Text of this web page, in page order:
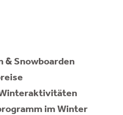
& Snowboarden
im Winter